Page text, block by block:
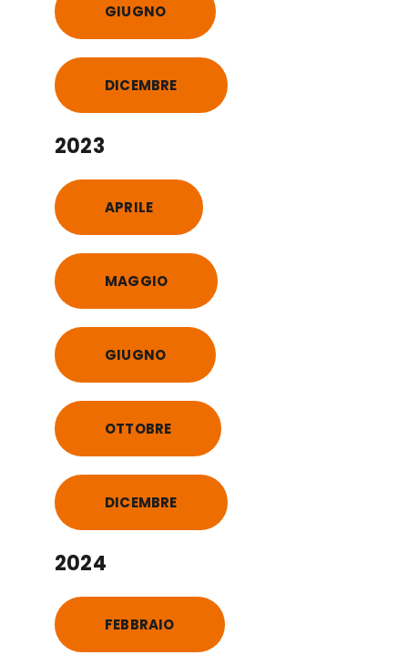
GIUGNO
DICEMBRE
2023
APRILE
MAGGIO
GIUGNO
OTTOBRE
DICEMBRE
2024
FEBBRAIO